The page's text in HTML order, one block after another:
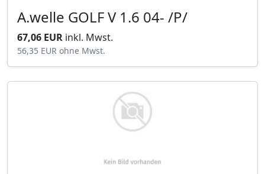
A.welle GOLF V 1.6 04- /P/
67,06 EUR inkl. Mwst.
56,35 EUR ohne Mwst.